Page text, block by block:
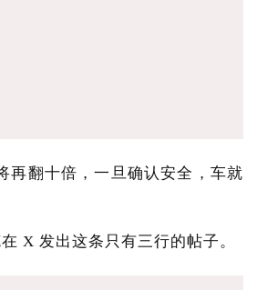
再翻十倍，一旦确认安全，车就
X 发出这条只有三行的帖子。